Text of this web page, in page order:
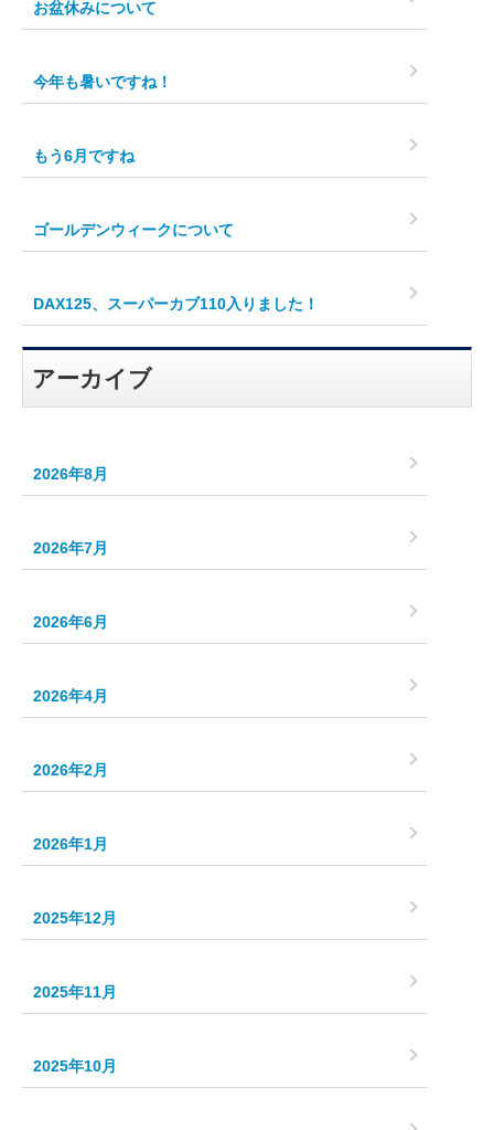
お盆休みについて
今年も暑いですね！
もう6月ですね
ゴールデンウィークについて
DAX125、スーパーカブ110入りました！
アーカイブ
2026年8月
2026年7月
2026年6月
2026年4月
2026年2月
2026年1月
2025年12月
2025年11月
2025年10月